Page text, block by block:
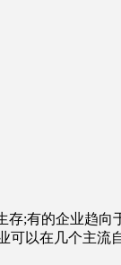
;有的企业趋向于
以在几个主流